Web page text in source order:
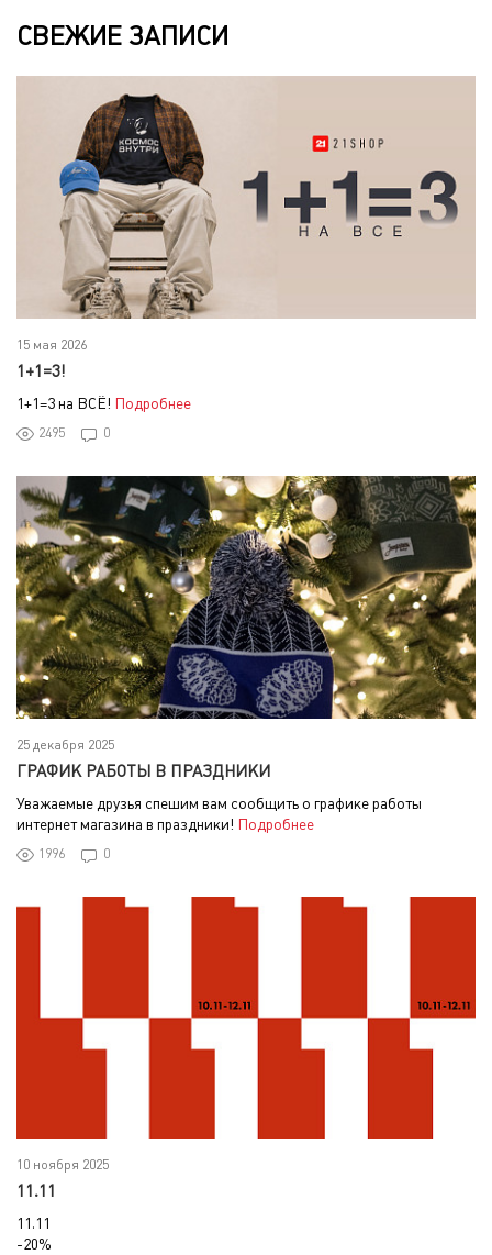
СВЕЖИЕ ЗАПИСИ
15 мая 2026
1+1=3!
1+1=3 на ВСЁ! Подробнее
2495 0
25 декабря 2025
ГРАФИК РАБОТЫ В ПРАЗДНИКИ
Уважаемые друзья спешим вам сообщить о графике работы
интернет магазина в праздники! Подробнее
1996 0
10 ноября 2025
11.11
11.11
-20%